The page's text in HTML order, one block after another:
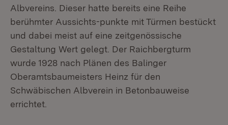
Albvereins. Dieser hatte bereits eine Reihe
berühmter Aussichts-punkte mit Türmen bestückt
und dabei meist auf eine zeitgenössische
Gestaltung Wert gelegt. Der Raichbergturm
wurde 1928 nach Plänen des Balinger
Oberamtsbaumeisters Heinz für den
Schwäbischen Albverein in Betonbauweise
errichtet.